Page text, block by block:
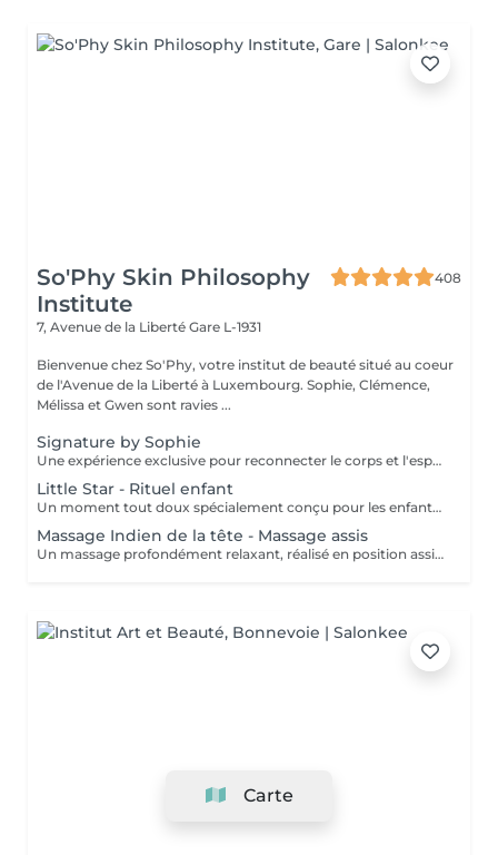
So'Phy Skin Philosophy
Institute
408
7, Avenue de la Liberté Gare L-1931
Bienvenue chez So'Phy, votre institut de beauté situé au coeur
de l'Avenue de la Liberté à Luxembourg. Sophie, Clémence,
Mélissa et Gwen sont ravies ...
Signature by Sophie
Une expérience exclusive pour reconnecter le corps et l'esprit. Ce soin signature débute par un bain de pieds chaud et délassant, invitant le corps à ralentir et à relâcher les premières tensions. Il se poursuit par un massage du dos profondément relaxant, conçu pour libérer les tensions musculaires, apaiser le système nerveux et installer un véritable lâcher-prise. L'expérience continue avec un soin du visage entièrement personnalisé, adapté aux besoins spécifiques de votre peau, afin de la nettoyer, l'hydrater et lui redonner confort et éclat. Au coeur de ce rituel se trouve le massage signature de Sophie, le KobiLift® : une gestuelle précise et enveloppante qui stimule, draine et raffermit la peau tout en illuminant le teint. Au-delà des résultats visibles, ce soin procure une profonde sensation d'équilibre, de légèreté et de renouveau. Un moment suspendu, où le temps ralentit, l'esprit s'apaise et le corps se sent pleinement pris en charge. Idéal pour celles et ceux qui recherchent une relaxation profonde, une peau lumineuse et une véritable parenthèse de reconnexion.
Little Star - Rituel enfant
Un moment tout doux spécialement conçu pour les enfants, afin de leur faire découvrir le plaisir de prendre soin d'eux dans un cadre rassurant et bienveillant. Vous choisissez la durée du soin (60 ou 90 minutes), et nous créons un rituel adapté à leur âge, à leurs envies et à leur sensibilité. L'expérience peut inclure différents soins tels qu'un mini soin du visage, un massage relaxant, une mini manucure ou pédicure, avec possibilité de pose de vernis. Chaque séance est pensée comme un moment ludique et apaisant, pour initier les plus jeunes au bien-être tout en douceur. Un instant de détente idéal pour leur offrir une première expérience en institut, dans le respect de leur rythme et de leurs besoins.
Massage Indien de la tête - Massage assis
Un massage profondément relaxant, réalisé en position assise, idéal pour relâcher rapidement les tensions accumulées. Inspiré des techniques ayurvédiques, ce soin agit sur le haut du dos, les épaules, la nuque et le cuir chevelu afin de libérer les tensions musculaires et apaiser le système nerveux. Grâce à des manuvres ciblées, il procure une sensation immédiate de légèreté, favorise la détente mentale et améliore la qualité du repos. Un soin idéal pour s'offrir une pause rapide et efficace, relâcher la pression et retrouver une sensation de calme et d'équilibre.
Carte